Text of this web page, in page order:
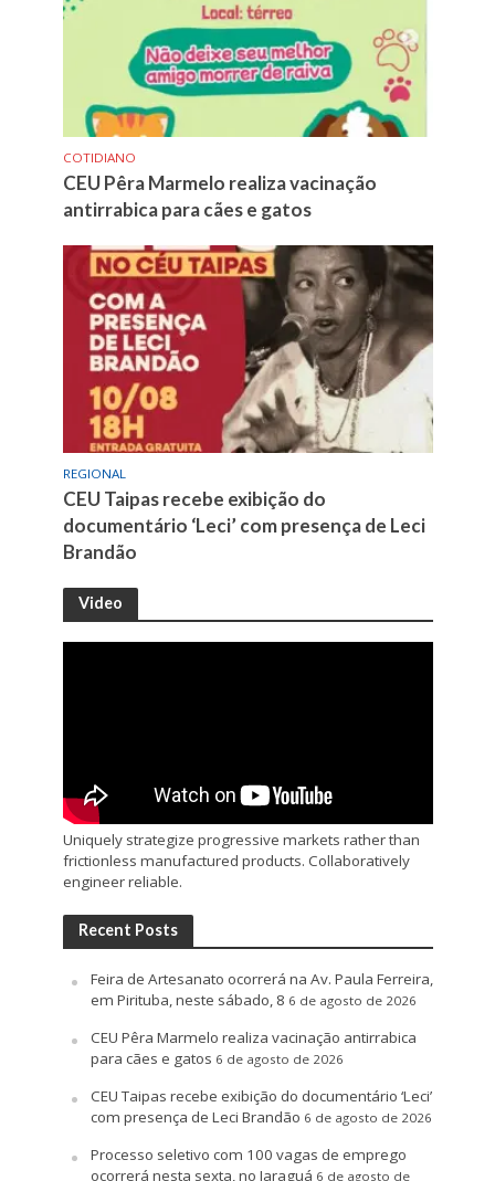
COTIDIANO
CEU Pêra Marmelo realiza vacinação
antirrabica para cães e gatos
REGIONAL
CEU Taipas recebe exibição do
documentário ‘Leci’ com presença de Leci
Brandão
Video
Uniquely strategize progressive markets rather than
frictionless manufactured products. Collaboratively
engineer reliable.
Recent Posts
Feira de Artesanato ocorrerá na Av. Paula Ferreira,
em Pirituba, neste sábado, 8 6 de agosto de 2026
CEU Pêra Marmelo realiza vacinação antirrabica
para cães e gatos 6 de agosto de 2026
CEU Taipas recebe exibição do documentário ‘Leci’
com presença de Leci Brandão 6 de agosto de 2026
Processo seletivo com 100 vagas de emprego
ocorrerá nesta sexta, no Jaraguá 6 de agosto de